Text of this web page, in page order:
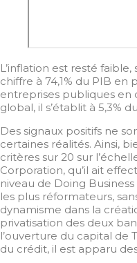
L’inflation est resté
chiffre à 74,1% du PIB
entreprises publiques en
global, il s’établit à 5,3%
Des signaux positifs ne
certaines réalités. Ainsi,
critères sur 20 sur
Corporation, qu’il ait
niveau de Doing
les plus réformateurs,
dynamisme dans la
privatisation des deux
l’ouverture du capital de
du crédit, il est apparu